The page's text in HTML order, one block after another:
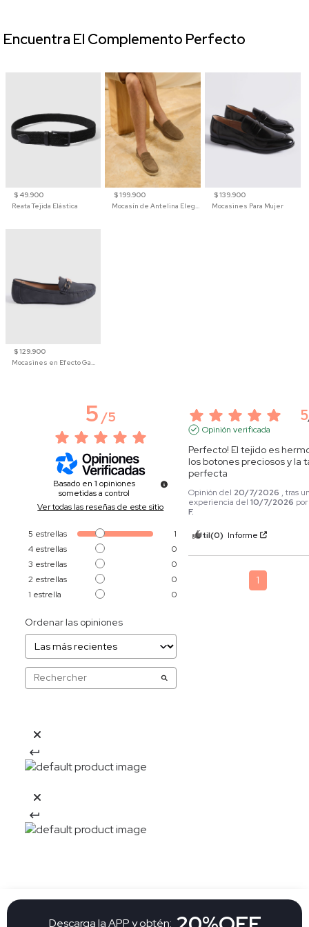
$ 49.900
Reata Tejida Elástica
$ 199.900
Mocasín de Antelina Elegante con Suela de Contraste Para Hombre
$ 139.900
Mocasines Para Mujer
$ 129.900
Mocasines en Efecto Gamuzado Para Mujer
Encuentra El Complemento Perfecto
5/5
Basado en1 opiniones
sometidas a control
Ver todas las reseñas de este sitio
5 estrellas
1
4 estrellas
0
3 estrellas
0
2 estrellas
0
1 estrella 0
Ordenar las opiniones
5
Opinión verificada
Perfecto! El tejido es
los botones preciosos y la
perfecta
Opinión del 20/7/2026 , tras
experiencia del10/7/2026
F.
Útil(0) Informe
1
Descarga la APP y obtén: